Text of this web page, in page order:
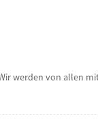
werden von allen